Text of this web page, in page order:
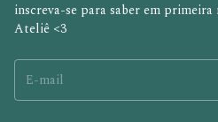
inscreva-se para saber em
Ateliê <3